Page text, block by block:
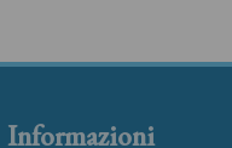
Informazioni